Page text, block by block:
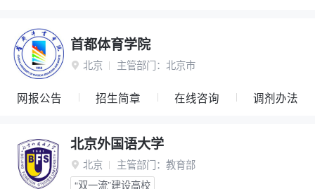
首都体育学院
 北京 主管部门： 北京市
网报公告 招生简章 在线咨询 调剂办法
北京外国语大学
 北京 主管部门： 教育部
“双一流”建设高校